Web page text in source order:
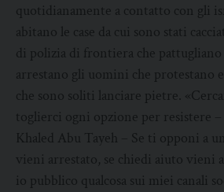
quotidianamente a contatto con gli
abitano le case da cui sono stati
di polizia di frontiera che pattugliano
arrestano gli uomini che protestano
che sono soliti lanciare pietre.
toglierci ogni opzione per resistere –
Khaled Abu Tayeh – Se ti opponi a
vieni arrestato, se chiedi aiuto vieni
io pubblico qualcosa sui miei canali